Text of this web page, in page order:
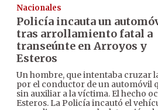
Nacionales
Policía incauta un
tras arrollamiento fatal a
transeúnte en Arroyos y
Esteros
Un hombre, que intentaba cruzar
por el conductor de un automóvil
sin auxiliar a la víctima. El hecho
Esteros. La Policía incautó el